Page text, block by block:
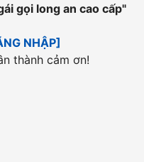
gọi long an cao cấp"
NHẬP]
thành cảm ơn!